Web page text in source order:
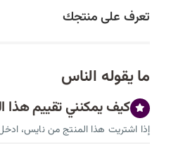
تعرف على منتجك
ما يقوله الناس
كيف يمكنني تقييم هذا
إذا اشتريت هذا المنتج من نايس،